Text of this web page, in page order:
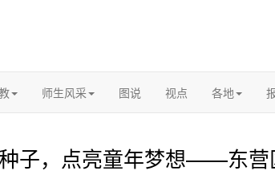
师生风采 图说 视点 各地
子，点亮童年梦想——东营